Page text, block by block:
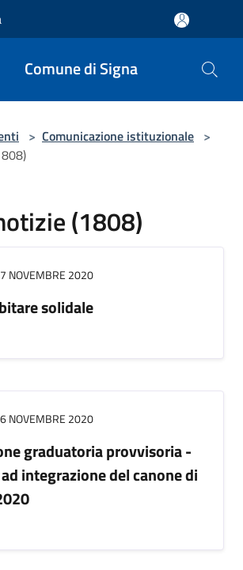
Comune di Signa
> Comunicazione istituzionale >
(1808)
NOVEMBRE 2020
solidale
NOVEMBRE 2020
graduatoria provvisoria -
integrazione del canone di